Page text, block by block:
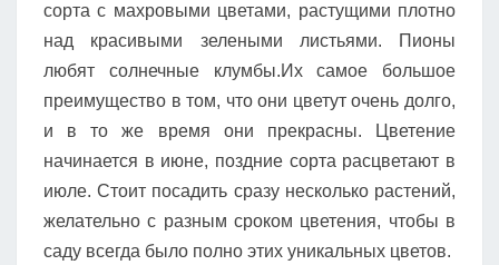
сорта с махровыми цветами, растущими плотно
над красивыми зелеными листьями. Пионы
любят солнечные клумбы.Их самое большое
преимущество в том, что они цветут очень долго,
и в то же время они прекрасны. Цветение
начинается в июне, поздние сорта расцветают в
июле. Стоит посадить сразу несколько растений,
желательно с разным сроком цветения, чтобы в
саду всегда было полно этих уникальных цветов.